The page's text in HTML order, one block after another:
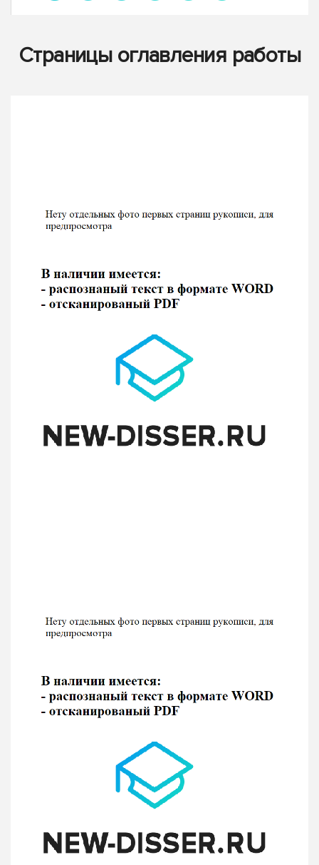
Страницы оглавления работы